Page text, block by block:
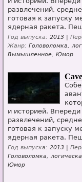
развлечений,
готовая к запуску
ядерная ракета.
Год выпуска: 2013 |
Жанр: Головоломка,
Вымышленное, Юмор
и историей.
развлечений,
готовая к запуску
ядерная ракета.
Год выпуска: 2013 |
Головоломка,
Юмор